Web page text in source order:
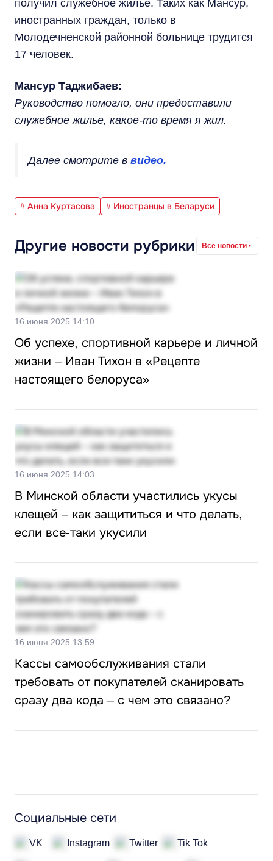
получил служебное жилье. Таких как Мансур,
иностранных граждан, только в
Молодечненской районной больнице трудится
17 человек.
Мансур Таджибаев:
Руководство помогло, они предоставили
служебное жилье, какое-то время я жил.
Далее смотрите в видео.
# Анна Куртасова # Иностранцы в Беларуси
Другие новости рубрики Все новости
16 июня 2025 14:10
Об успехе, спортивной карьере и личной
жизни – Иван Тихон в «Рецепте
настоящего белоруса»
16 июня 2025 14:03
В Минской области участились укусы
клещей – как защититься и что делать,
если все-таки укусили
16 июня 2025 13:59
Кассы самообслуживания стали
требовать от покупателей сканировать
сразу два кода – с чем это связано?
Социальные сети
VK Instagram Twitter Tik Tok